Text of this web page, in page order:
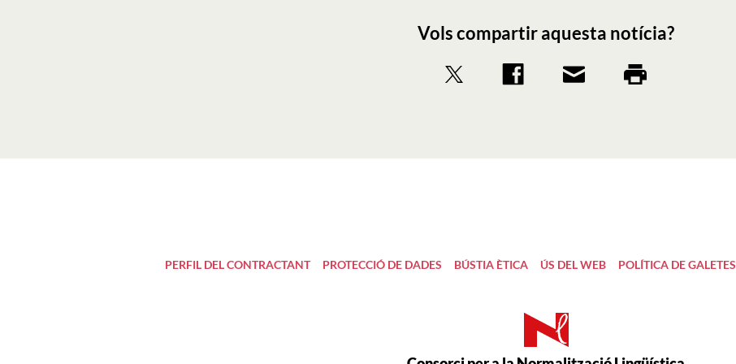
Vols compartir aquesta notícia?
PERFIL DEL CONTRACTANT PROTECCIÓ DE DADES BÚSTIA ÈTICA ÚS DEL WEB POLÍTICA DE GALETES